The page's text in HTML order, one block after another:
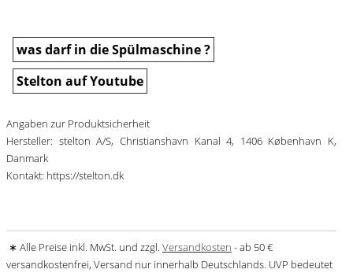
was darf in die Spülmaschine ?
Stelton auf Youtube
Angaben zur Produktsicherheit
Hersteller: stelton A/S, Christianshavn Kanal 4, 1406 København K,
Danmark
Kontakt: https://stelton.dk
∗ Alle Preise inkl. MwSt. und zzgl. Versandkosten - ab 50 €
versandkostenfrei, Versand nur innerhalb Deutschlands. UVP bedeutet